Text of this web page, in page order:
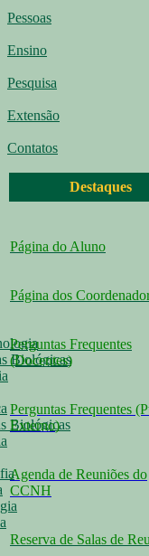
Pessoas
Ensino
Biológicas
Biológicas
Pesquisa
Extensão
Contatos
Destaques
Página do Aluno
Página dos
Perguntas Frequentes
(Docentes)
Perguntas Frequentes
Externo)
Agenda de Reuniões do
CCNH
Reserva de Salas de